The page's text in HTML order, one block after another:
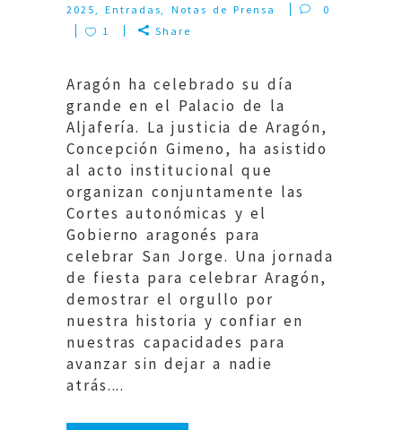
2025,Entradas, Notas de Prensa
0
1
Share
Aragón ha celebrado su día
grande en el Palacio de la
Aljafería. La justicia de Aragón,
Concepción Gimeno, ha asistido
al acto institucional que
organizan conjuntamente las
Cortes autonómicas y el
Gobierno aragonés para
celebrar San Jorge. Una jornada
de fiesta para celebrar Aragón,
demostrar el orgullo por
nuestra historia y confiar en
nuestras capacidades para
avanzar sin dejar a nadie
atrás....